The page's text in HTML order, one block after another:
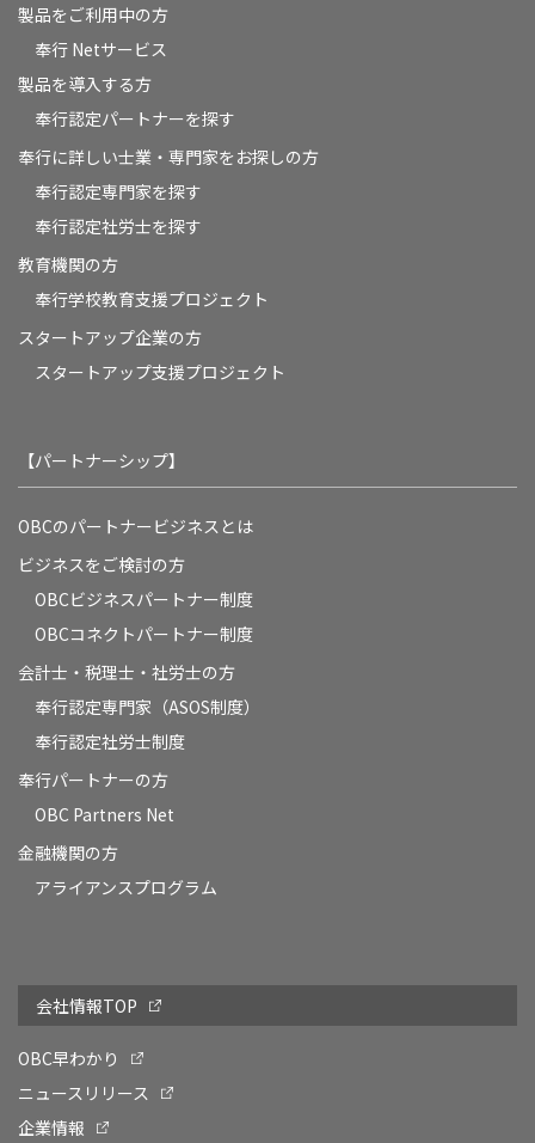
製品をご利用中の方
奉行 Netサービス
製品を導入する方
奉行認定パートナーを探す
奉行に詳しい士業・専門家をお探しの方
奉行認定専門家を探す
奉行認定社労士を探す
教育機関の方
奉⾏学校教育⽀援プロジェクト
スタートアップ企業の方
スタートアップ支援プロジェクト
【パートナーシップ】
OBCのパートナービジネスとは
ビジネスをご検討の方
OBCビジネスパートナー制度
OBCコネクトパートナー制度
会計士・税理士・社労士の方
奉行認定専門家（ASOS制度）
奉行認定社労士制度
奉行パートナーの方
OBC Partners Net
金融機関の方
アライアンスプログラム
会社情報TOP
OBC早わかり
ニュースリリース
企業情報